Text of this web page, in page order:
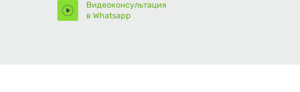
Видеоконсультация
в Whatsapp